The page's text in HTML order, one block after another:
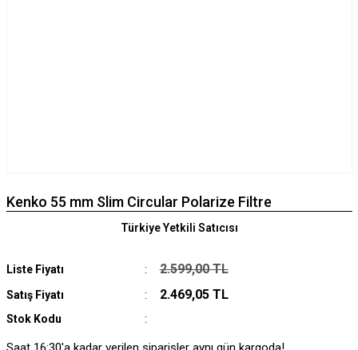
Kenko 55 mm Slim Circular Polarize Filtre
Liste Fiyatı 2.599,00 TL
Satış Fiyatı 2.469,05 TL
Stok Kodu
Türkiye Yetkili Satıcısı